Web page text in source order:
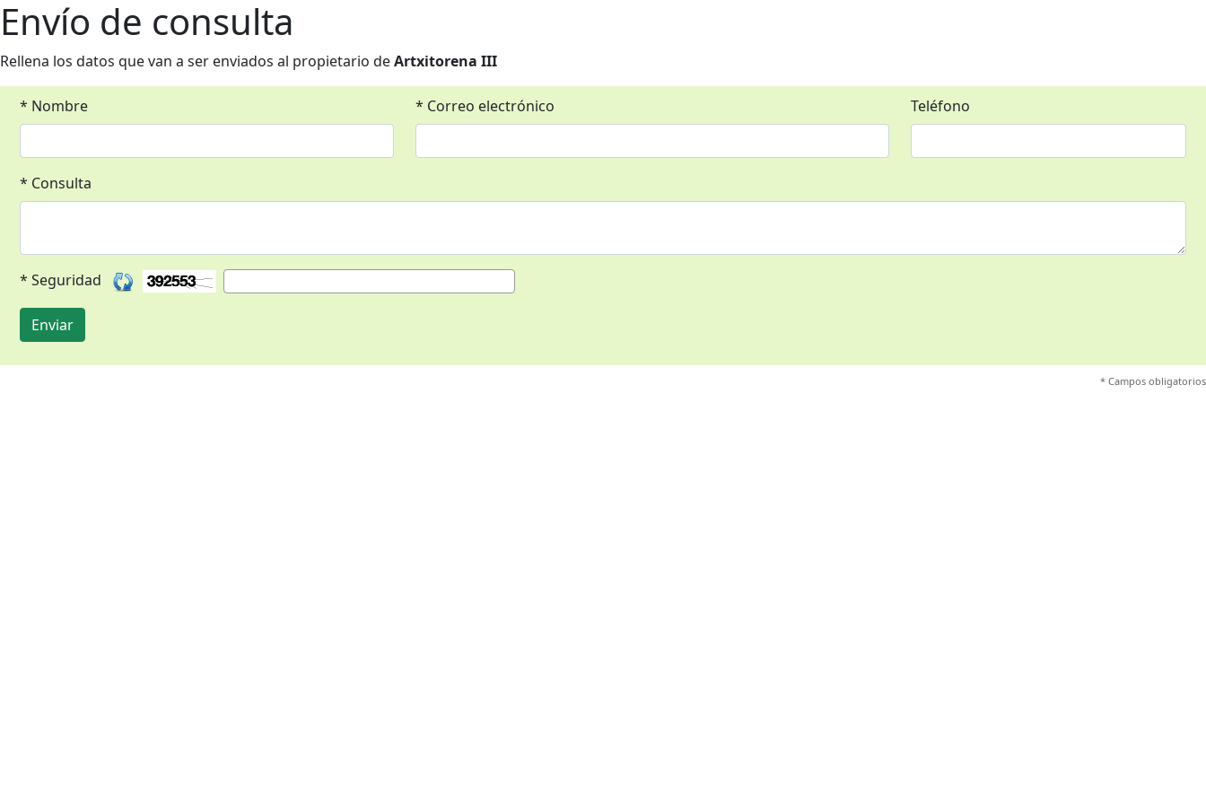
Envío de consulta
Rellena los datos que van a ser enviados al propietario deArtxitorena III
* Nombre * Correo electrónico Teléfono
* Consulta
* Seguridad
Enviar
* Campos obligatorios